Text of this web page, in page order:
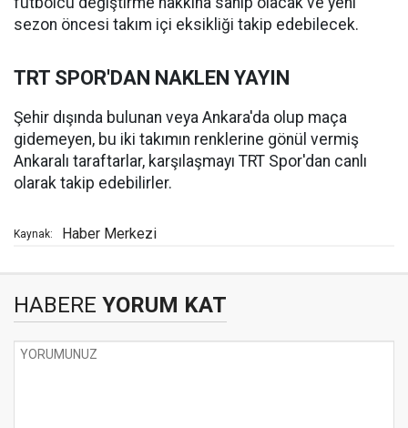
sezon öncesi takım içi eksikliği takip edebilecek.
TRT SPOR'DAN NAKLEN YAYIN
Şehir dışında bulunan veya Ankara'da olup maça
gidemeyen, bu iki takımın renklerine gönül vermiş
Ankaralı taraftarlar, karşılaşmayı TRT Spor'dan canlı
olarak takip edebilirler.
Kaynak: Haber Merkezi
HABERE YORUM KAT